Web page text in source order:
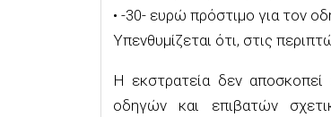
• -30- ευρώ πρόστιμο για τον
Υπενθυμίζεται ότι, στις
Η εκστρατεία δεν αποσκοπεί
οδηγών και επιβατών